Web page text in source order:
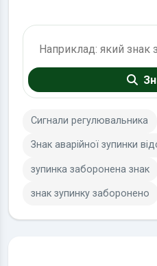
Сигнали регулювальника
Знак аварійної зупинки
зупинка заборонена знак
знак зупинку заборонено